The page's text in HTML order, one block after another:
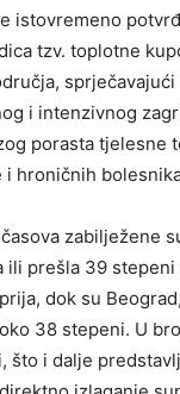
istovremeno
tzv. toplotne
i intenzivnog
porasta tjelesne
i hroničnih
zabilježene
prešla 39
dok su
38 stepeni. U
što i dalje